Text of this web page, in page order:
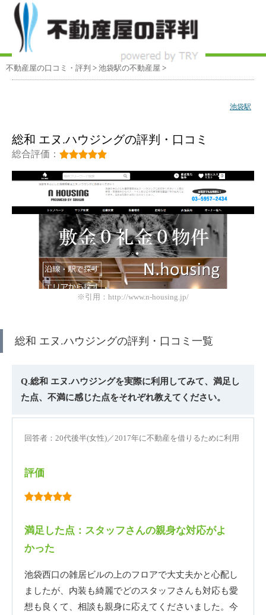
不動産屋の口コミ・評判 > 池袋駅の不動産屋 >
池袋駅
総和 エヌ.ハウジングの評判・口コミ
総合評価：
※引用：http://www.n-housing.jp/
総和 エヌ.ハウジングの評判・口コミ一覧
Q.総和 エヌ.ハウジングを実際に利用してみて、満足し
た点、不満に感じた点をそれぞれ教えてください。
回答者：20代後半(女性)／2017年に不動産を借りるために利用
評価
満足した点：スタッフさんの親身な対応がよ
かった
池袋西口の雑居ビルの上のフロアで大丈夫かと心配し
ましたが、内装も綺麗でどのスタッフさんも対応も愛
想も良くて、相談も親身に応えてくださいました。今